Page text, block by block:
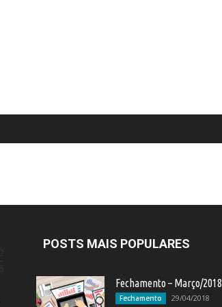
POSTS MAIS POPULARES
Fechamento – Março/2018
Fechamento 29/04/2018